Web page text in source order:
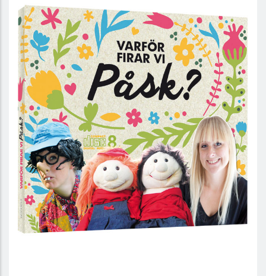
Varför firar vi Påsk?